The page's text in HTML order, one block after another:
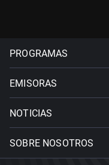
PROGRAMAS
EMISORAS
NOTICIAS
SOBRE NOSOTROS